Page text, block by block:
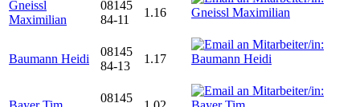
Gneissl
Maximilian
08145
84-11
1.16
Baumann Heidi
08145
84-13
1.17
08145